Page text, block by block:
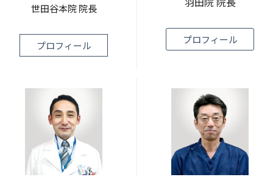
世田谷本院 院長
プロフィール プロフィール